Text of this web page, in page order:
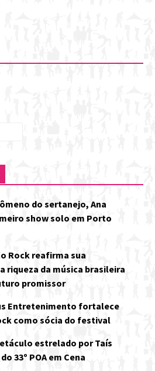
do sertanejo, Ana
show solo em Porto
Rock reafirma sua
riqueza da música brasileira
promissor
Entretenimento fortalece
como sócia do festival
estrelado por Taís
33º POA em Cena